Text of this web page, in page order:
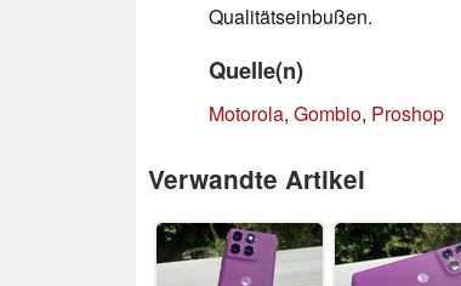
Qualitätseinbußen.
Quelle(n)
Motorola, Gombio, Proshop
Verwandte Artikel